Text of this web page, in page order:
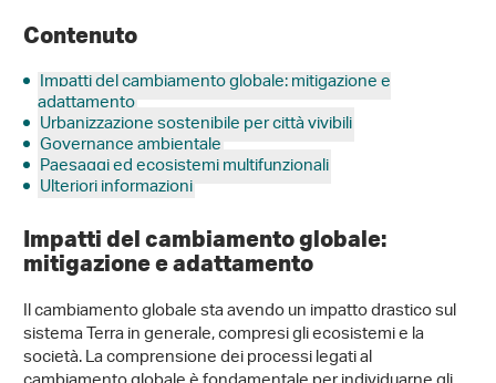
Contenuto
Impatti del cambiamento globale: mitigazione e
adattamento
Urbanizzazione sostenibile per città vivibili
Governance ambientale
Paesaggi ed ecosistemi multifunzionali
Ulteriori informazioni
Impatti del cambiamento globale:
mitigazione e adattamento
Il cambiamento globale sta avendo un impatto drastico sul
sistema Terra in generale, compresi gli ecosistemi e la
società. La comprensione dei processi legati al